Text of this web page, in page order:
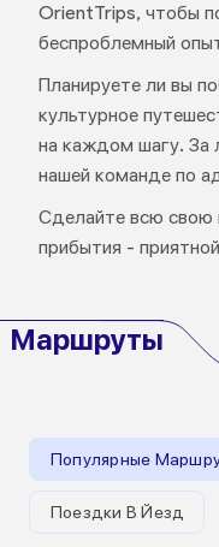
OrientTrips, чтобы
беспроблемный
Планируете ли вы
культурное
на каждом шагу.
нашей команде по
Сделайте всю свою
прибытия -
Маршруты
Популярные
Поездки В Йезд